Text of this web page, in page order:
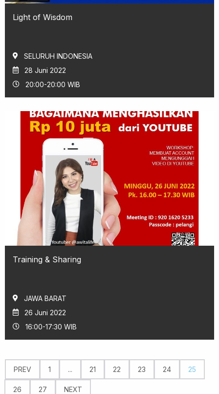
Light of Wisdom
SELURUH INDONESIA
28 Juni 2022
20:00-20:00 WIB
Training & Sharing
JAWA BARAT
26 Juni 2022
16:00-17:30 WIB
PREV 1 ... 21 22 23 24 25
26 27 NEXT